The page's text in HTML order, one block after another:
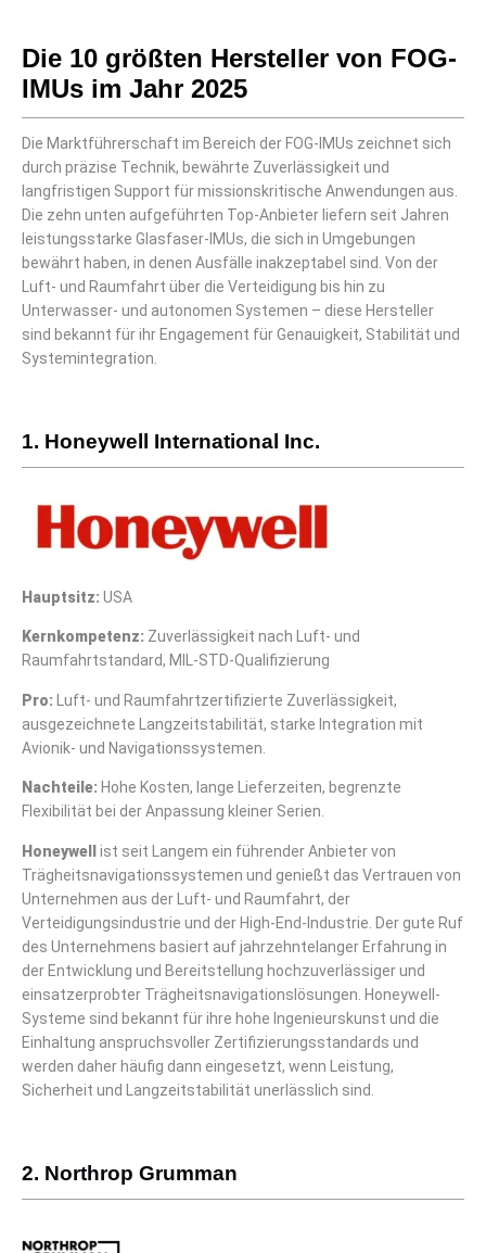
Die 10 größten Hersteller von FOG-
IMUs im Jahr 2025
Die Marktführerschaft im Bereich der FOG-IMUs zeichnet sich
durch präzise Technik, bewährte Zuverlässigkeit und
langfristigen Support für missionskritische Anwendungen aus.
Die zehn unten aufgeführten Top-Anbieter liefern seit Jahren
leistungsstarke Glasfaser-IMUs, die sich in Umgebungen
bewährt haben, in denen Ausfälle inakzeptabel sind. Von der
Luft- und Raumfahrt über die Verteidigung bis hin zu
Unterwasser- und autonomen Systemen – diese Hersteller
sind bekannt für ihr Engagement für Genauigkeit, Stabilität und
Systemintegration.
1. Honeywell International Inc.
Hauptsitz: USA
Kernkompetenz: Zuverlässigkeit nach Luft- und
Raumfahrtstandard, MIL-STD-Qualifizierung
Pro:
Luft- und Raumfahrtzertifizierte Zuverlässigkeit,
ausgezeichnete Langzeitstabilität, starke Integration mit
Avionik- und Navigationssystemen.
Nachteile: Hohe Kosten, lange Lieferzeiten, begrenzte
Flexibilität bei der Anpassung kleiner Serien.
Honeywellist seit Langem ein führender Anbieter von
Trägheitsnavigationssystemen und genießt das Vertrauen von
Unternehmen aus der Luft- und Raumfahrt, der
Verteidigungsindustrie und der High-End-Industrie. Der gute Ruf
des Unternehmens basiert auf jahrzehntelanger Erfahrung in
der Entwicklung und Bereitstellung hochzuverlässiger und
einsatzerprobter Trägheitsnavigationslösungen. Honeywell-
Systeme sind bekannt für ihre hohe Ingenieurskunst und die
Einhaltung anspruchsvoller Zertifizierungsstandards und
werden daher häufig dann eingesetzt, wenn Leistung,
Sicherheit und Langzeitstabilität unerlässlich sind.
2. Northrop Grumman